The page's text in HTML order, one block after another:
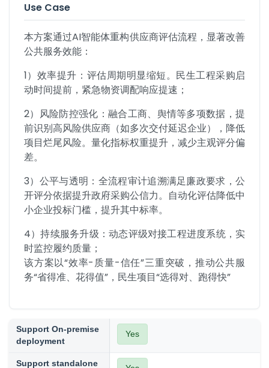
Use Case
本方案通过AI智能体重构供应商评估流程，显著改善
公共服务效能： ​
1）效率提升​​：评估周期明显缩短。民生工程采购启
动时间提前，紧急物资调配响应提速；
​​2）风险防控强化​​：融合工商、舆情等多项数据，提
前识别高风险供应商（如多次交付延迟企业），降低
项目烂尾风险。量化指标权重提升，减少主观评分偏
差。
​​3）公平与透明​​：全流程审计追溯满足廉政要求，公
开评分依据提升政府采购公信力。自动化评估降低中
小企业投标门槛，提升其中标率。
​​4）持续服务升级​​：动态评级对接工程进度系统，实
时监控履约质量；
该方案以“效率-质量-信任”三重突破，推动公共服
务“省得准、花得值”，民生项目“选得对、跑得快”
Support On-premise
deployment
Yes
Support standalone